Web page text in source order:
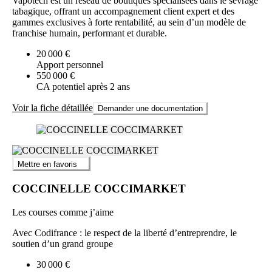
Points forts et atouts de la franchiseLe Petit Fumeur se distingue
par plusieurs atouts clés :
Boutiques modernes, innovantes et conviviales offrant une
expérience client valorisée
Réseau à forte notoriété, appuyé par près de 250 000 clients à
l’échelle nationale
et tendances du secteur
Sélection pointue des plus grandes marques mondiales
Accompagnement solide des franchisés en formation,
Stratégie centrée sur le conseil, la personnalisation de l’offre et
la satisfaction de chaque client
tabagique, offrant un accompagnement client expert et des
gammes exclusives à forte rentabilité, au sein d’un modèle de
franchise humain, performant et durable.
20 000 €
Apport personnel
550 000 €
CA potentiel après 2 ans
Voir la fiche détaillée Demander une documentation
Mettre en favoris
COCCINELLE COCCIMARKET
Les courses comme j’aime
Avec Codifrance : le respect de la liberté d’entreprendre, le
soutien d’un grand groupe
30 000 €